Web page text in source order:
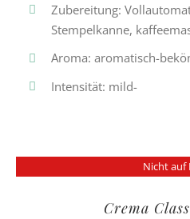
Zubereitung:
Stempelkanne,
Aroma: aromatisch-
Intensität: mild-
Nicht auf
Crema